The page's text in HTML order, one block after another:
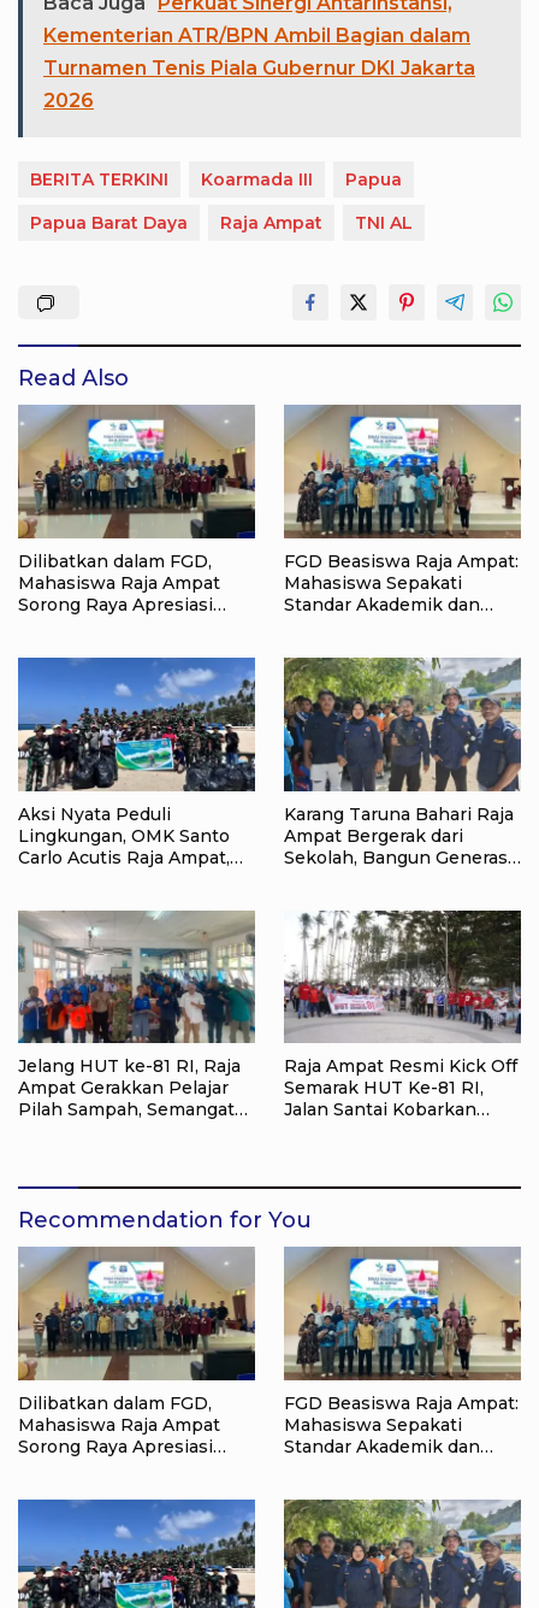
Kementerian ATR/BPN Ambil Bagian dalam
Turnamen Tenis Piala Gubernur DKI Jakarta
2026
BERITA TERKINI Koarmada III
Papua
Papua Barat Daya
Raja Ampat TNI AL
Read Also
Dilibatkan dalam FGD,
Mahasiswa Raja Ampat
Sorong Raya Apresiasi
FGD Beasiswa Raja Ampat:
Mahasiswa Sepakati
Standar Akademik dan
Aksi Nyata Peduli
Lingkungan, OMK Santo
Carlo Acutis Raja Ampat,
Karang Taruna Bahari Raja
Ampat Bergerak dari
Sekolah, Bangun Generasi
Jelang HUT ke-81 RI, Raja
Ampat Gerakkan Pelajar
Pilah Sampah, Semangat
Raja Ampat Resmi Kick Off
Semarak HUT Ke-81 RI,
Jalan Santai Kobarkan
Recommendation for You
Dilibatkan dalam FGD,
Mahasiswa Raja Ampat
Sorong Raya Apresiasi
FGD Beasiswa Raja Ampat:
Mahasiswa Sepakati
Standar Akademik dan